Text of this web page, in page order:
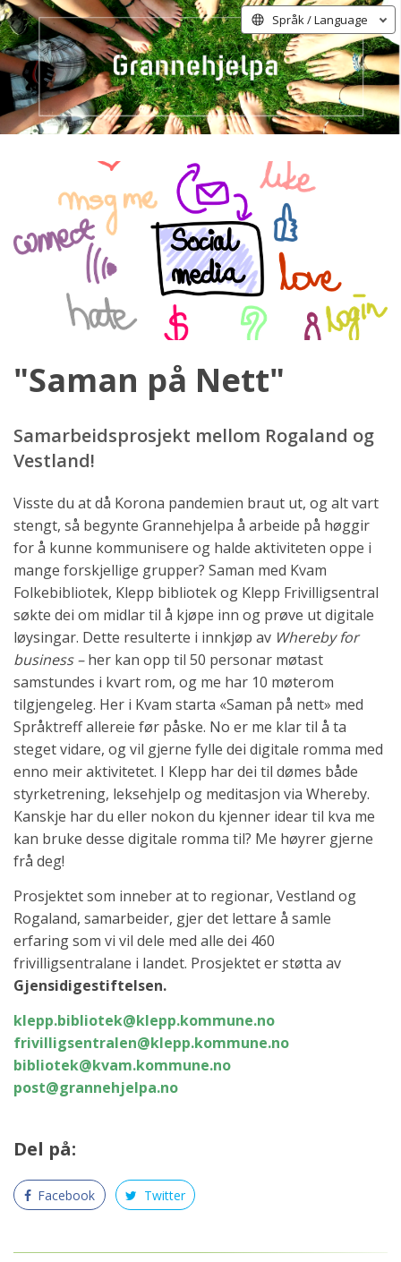
Språk / Language
"Saman på Nett"
Samarbeidsprosjekt mellom Rogaland og
Vestland!
Visste du at då Korona pandemien braut ut, og alt vart
stengt, så begynte Grannehjelpa å arbeide på høggir
for å kunne kommunisere og halde aktiviteten oppe i
mange forskjellige grupper? Saman med Kvam
Folkebibliotek, Klepp bibliotek og Klepp Frivilligsentral
søkte dei om midlar til å kjøpe inn og prøve ut digitale
løysingar. Dette resulterte i innkjøp av Whereby for
business –her kan opp til 50 personar møtast
samstundes i kvart rom, og me har 10 møterom
tilgjengeleg. Her i Kvam starta «Saman på nett» med
Språktreff allereie før påske. No er me klar til å ta
steget vidare, og vil gjerne fylle dei digitale romma med
enno meir aktivitetet. I Klepp har dei til dømes både
styrketrening, leksehjelp og meditasjon via Whereby.
Kanskje har du eller nokon du kjenner idear til kva me
kan bruke desse digitale romma til? Me høyrer gjerne
frå deg!
Prosjektet som inneber at to regionar, Vestland og
Rogaland, samarbeider, gjer det lettare å samle
erfaring som vi vil dele med alle dei 460
frivilligsentralane i landet. Prosjektet er støtta av
Gjensidigestiftelsen.
klepp.bibliotek@klepp.kommune.no
frivilligsentralen@klepp.kommune.no
bibliotek@kvam.kommune.no
post@grannehjelpa.no
Del på:
Facebook Twitter